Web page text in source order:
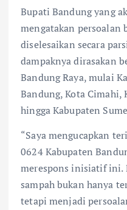
Bupati Bandung yang
mengatakan persoalan
diselesaikan secara
dampaknya dirasakan
Bandung Raya, mulai
Bandung, Kota Cimahi,
hingga Kabupaten
“Saya mengucapkan
0624 Kabupaten
merespons inisiatif ini.
sampah bukan hanya
tetapi menjadi